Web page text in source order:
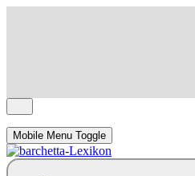
Mobile Menu Toggle